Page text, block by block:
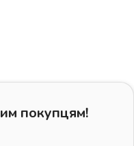
покупцям!